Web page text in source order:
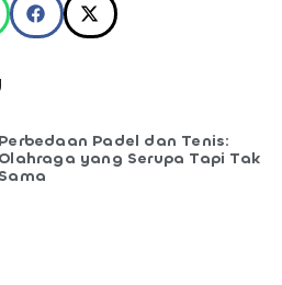
Perbedaan Padel dan Tenis:
Olahraga yang Serupa Tapi Tak
Sama